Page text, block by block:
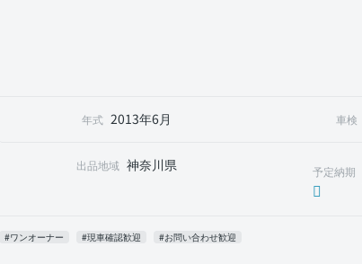
年式 2013年6月 車検
出品地域 神奈川県 予定納期
#ワンオーナー #現車確認歓迎 #お問い合わせ歓迎